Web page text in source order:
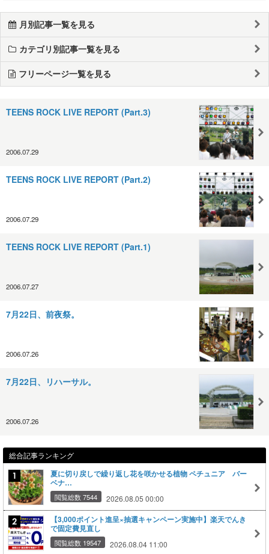
月別記事一覧を見る
カテゴリ別記事一覧を見る
フリーページ一覧を見る
TEENS ROCK LIVE REPORT (Part.3)
2006.07.29
TEENS ROCK LIVE REPORT (Part.2)
2006.07.29
TEENS ROCK LIVE REPORT (Part.1)
2006.07.27
7月22日、前夜祭。
2006.07.26
7月22日、リハーサル。
2006.07.26
総合記事ランキング
夏に切り戻しで繰り返し花を咲かせる植物 ペチュニア バー
ベナ…
閲覧総数 7544 2026.08.05 00:00
【3,000ポイント進呈×抽選キャンペーン実施中】楽天でんき
で固定費見直し
閲覧総数 19547 2026.08.04 11:00